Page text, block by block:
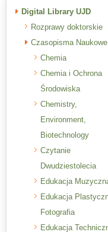
Digital Library UJD
Rozprawy doktorskie
Czasopisma Naukowe
Chemia
Chemia i Ochrona
Środowiska
Chemistry,
Environment,
Biotechnology
Czytanie
Dwudziestolecia
Edukacja
Edukacja
Fotografia
Edukacja